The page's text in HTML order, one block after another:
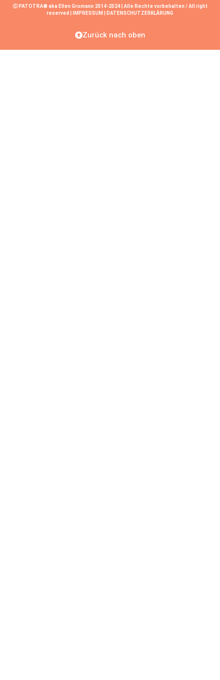
Ⓒ PATOTRA® aka Ellen Gromann 2014-2024 | Alle Rechte vorbehalten / All right
reserved |
IMPRESSUM DATENSCHUTZERKLÄRUNG
Zurück nach oben